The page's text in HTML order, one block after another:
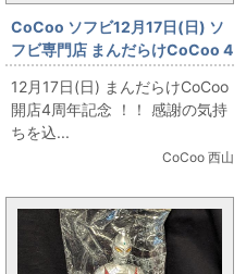
CoCoo ソフビ12月17日(日) ソ
フビ専門店 まんだらけCoCoo 4
周年記念 「INSTINCTOY KAIJU
KILLER」
12月17日(日) まんだらけCoCoo
開店4周年記念 ！！ 感謝の気持
ちを込...
CoCoo 西山